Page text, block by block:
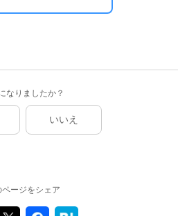
なりましたか？
いいえ
ページをシェア